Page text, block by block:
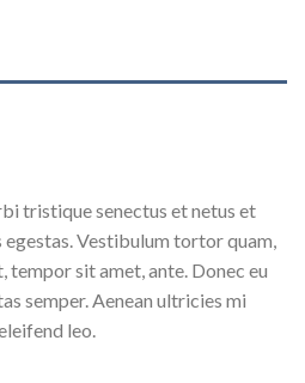
tristique senectus et netus et
egestas. Vestibulum tortor quam,
sit amet, ante. Donec eu
semper. Aenean ultricies mi
leo.